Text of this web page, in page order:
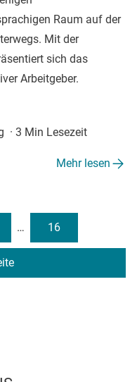
Raum auf der
Mit der
sich das
Arbeitgeber.
· 3 Min Lesezeit
Mehr lesen
… 16